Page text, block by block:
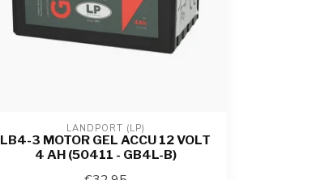
LANDPORT (LP)
LB4-3 MOTOR GEL ACCU 12 VOLT
4 AH (50411 - GB4L-B)